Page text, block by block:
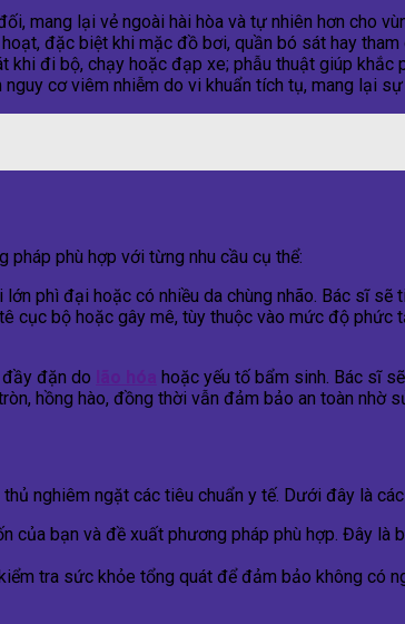
mang lại vẻ ngoài hài hòa và tự nhiên hơn cho
đặc biệt khi mặc đồ bơi, quần bó sát hay
đi bộ, chạy hoặc đạp xe; phẫu thuật giúp khắc
cơ viêm nhiễm do vi khuẩn tích tụ, mang lại
pháp phù hợp với từng nhu cầu cụ thể:
phì đại hoặc có nhiều da chùng nhão. Bác sĩ sẽ
bộ hoặc gây mê, tùy thuộc vào mức độ phức
đặn do lão hóa hoặc yếu tố bẩm sinh. Bác sĩ
hồng hào, đồng thời vẫn đảm bảo an toàn nhờ
nghiêm ngặt các tiêu chuẩn y tế. Dưới đây là
của bạn và đề xuất phương pháp phù hợp. Đây
tra sức khỏe tổng quát để đảm bảo không có